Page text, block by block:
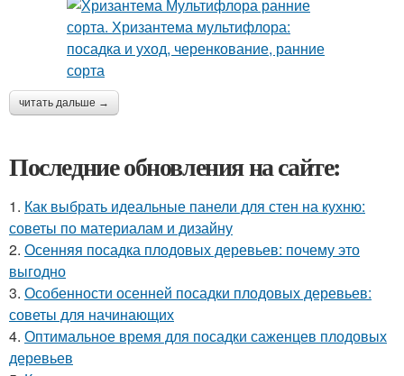
читать дальше →
Последние обновления на сайте:
1. Как выбрать идеальные панели для стен на кухню:
советы по материалам и дизайну
2. Осенняя посадка плодовых деревьев: почему это
выгодно
3. Особенности осенней посадки плодовых деревьев:
советы для начинающих
4. Оптимальное время для посадки саженцев плодовых
деревьев